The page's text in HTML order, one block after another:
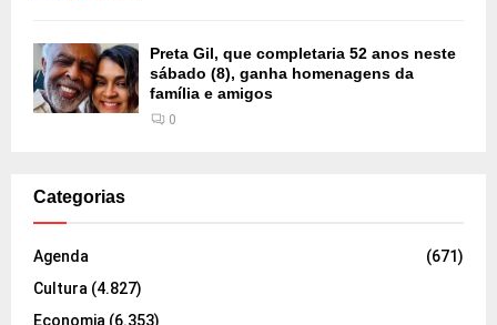
Preta Gil, que completaria 52 anos neste
sábado (8), ganha homenagens da
família e amigos
0
Categorias
Agenda
(671)
Cultura (4.827)
Economia (6.353)